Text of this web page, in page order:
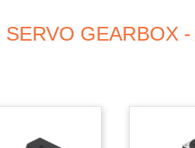
SERVO GEARBOX